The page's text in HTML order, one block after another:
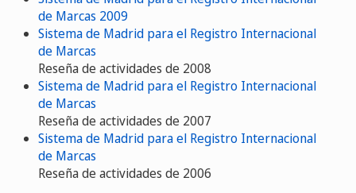
de Marcas 2009
Sistema de Madrid para el Registro Internacional
de Marcas
Reseña de actividades de 2008
Sistema de Madrid para el Registro Internacional
de Marcas
Reseña de actividades de 2007
Sistema de Madrid para el Registro Internacional
de Marcas
Reseña de actividades de 2006